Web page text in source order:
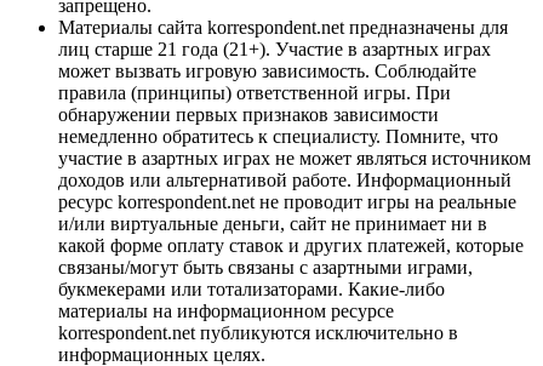
запрещено.
Материалы сайта korrespondent.net предназначены для
лиц старше 21 года (21+). Участие в азартных играх
может вызвать игровую зависимость. Соблюдайте
правила (принципы) ответственной игры. При
обнаружении первых признаков зависимости
немедленно обратитесь к специалисту. Помните, что
участие в азартных играх не может являться источником
доходов или альтернативой работе. Информационный
ресурс korrespondent.net не проводит игры на реальные
и/или виртуальные деньги, сайт не принимает ни в
какой форме оплату ставок и других платежей, которые
связаны/могут быть связаны с азартными играми,
букмекерами или тотализаторами. Какие-либо
материалы на информационном ресурсе
korrespondent.net публикуются исключительно в
информационных целях.